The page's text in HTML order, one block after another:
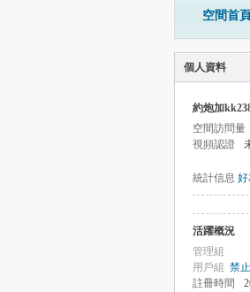
空間首頁
個人資料
約炮加
空間訪問量
視頻認證
統計信息 好
活躍概況
管理組
用戶組 禁
註冊時間